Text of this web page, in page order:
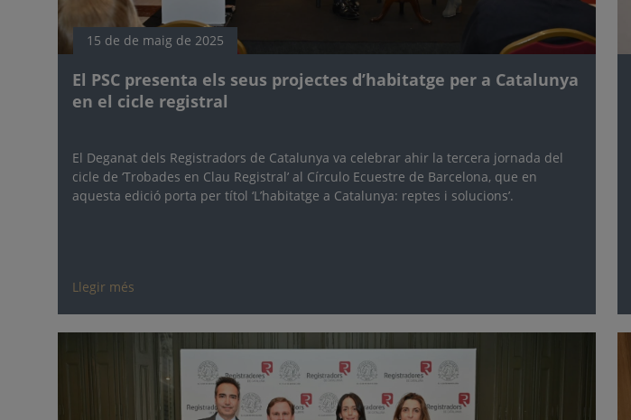
15 de de maig de 2025
El PSC presenta els seus projectes d’habitatge per a Catalunya
en el cicle registral
El Deganat dels Registradors de Catalunya va celebrar ahir la tercera jornada del
cicle de ‘Trobades en Clau Registral’ al Círculo Ecuestre de Barcelona, que en
aquesta edició porta per títol ‘L’habitatge a Catalunya: reptes i solucions’.
Llegir més